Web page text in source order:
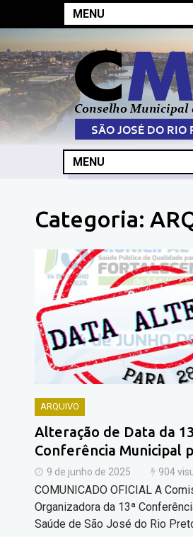
MENU
MENU
Categoria:
ARQUIVO
Alteração de Data da
Conferência Municipal
9 de junho de 2025 904
COMUNICADO OFICIAL A
Organizadora da 13ª
Saúde de São José do Rio